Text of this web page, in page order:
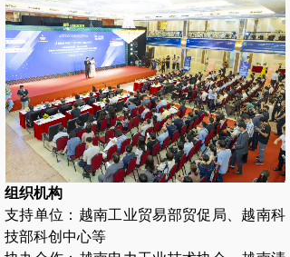
组织机构
支持单位：越南工业贸易部贸促局、越南科
技部科创中心等